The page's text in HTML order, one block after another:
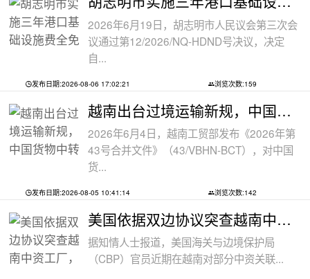
2026年6月19日，胡志明市人民议会第三次会
议通过第12/2026/NQ-HDND号决议，决定
自...
发布日期:2026-08-06 17:02:21 浏览次数:159
越南出台过境运输新规，中国货物中转通
2026年6月4日，越南工贸部发布《2026年第
43号合并文件》（43/VBHN-BCT），对中国
货...
发布日期:2026-08-05 10:41:14 浏览次数:142
美国依据双边协议突查越南中资工厂，三
据知情人士报道，美国海关与边境保护局
（CBP）官员近期在越南对部分中资关联...